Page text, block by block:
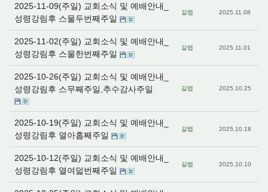
2025-11-09(주일) 교회소식 및 예배안내_
성령강림후 스물두번째주일
갈렙 2025.11.08
2025-11-02(주일) 교회소식 및 예배안내_
성령강림후 스물한번째주일
갈렙 2025.11.01
2025-10-26(주일) 교회소식 및 예배안내_
성령강림후 스무째주일,추수감사주일
갈렙 2025.10.25
2025-10-19(주일) 교회소식 및 예배안내_
성령강림후 열아홉째주일
갈렙 2025.10.18
2025-10-12(주일) 교회소식 및 예배안내_
성령강림후 열여덟번째주일
갈렙 2025.10.10